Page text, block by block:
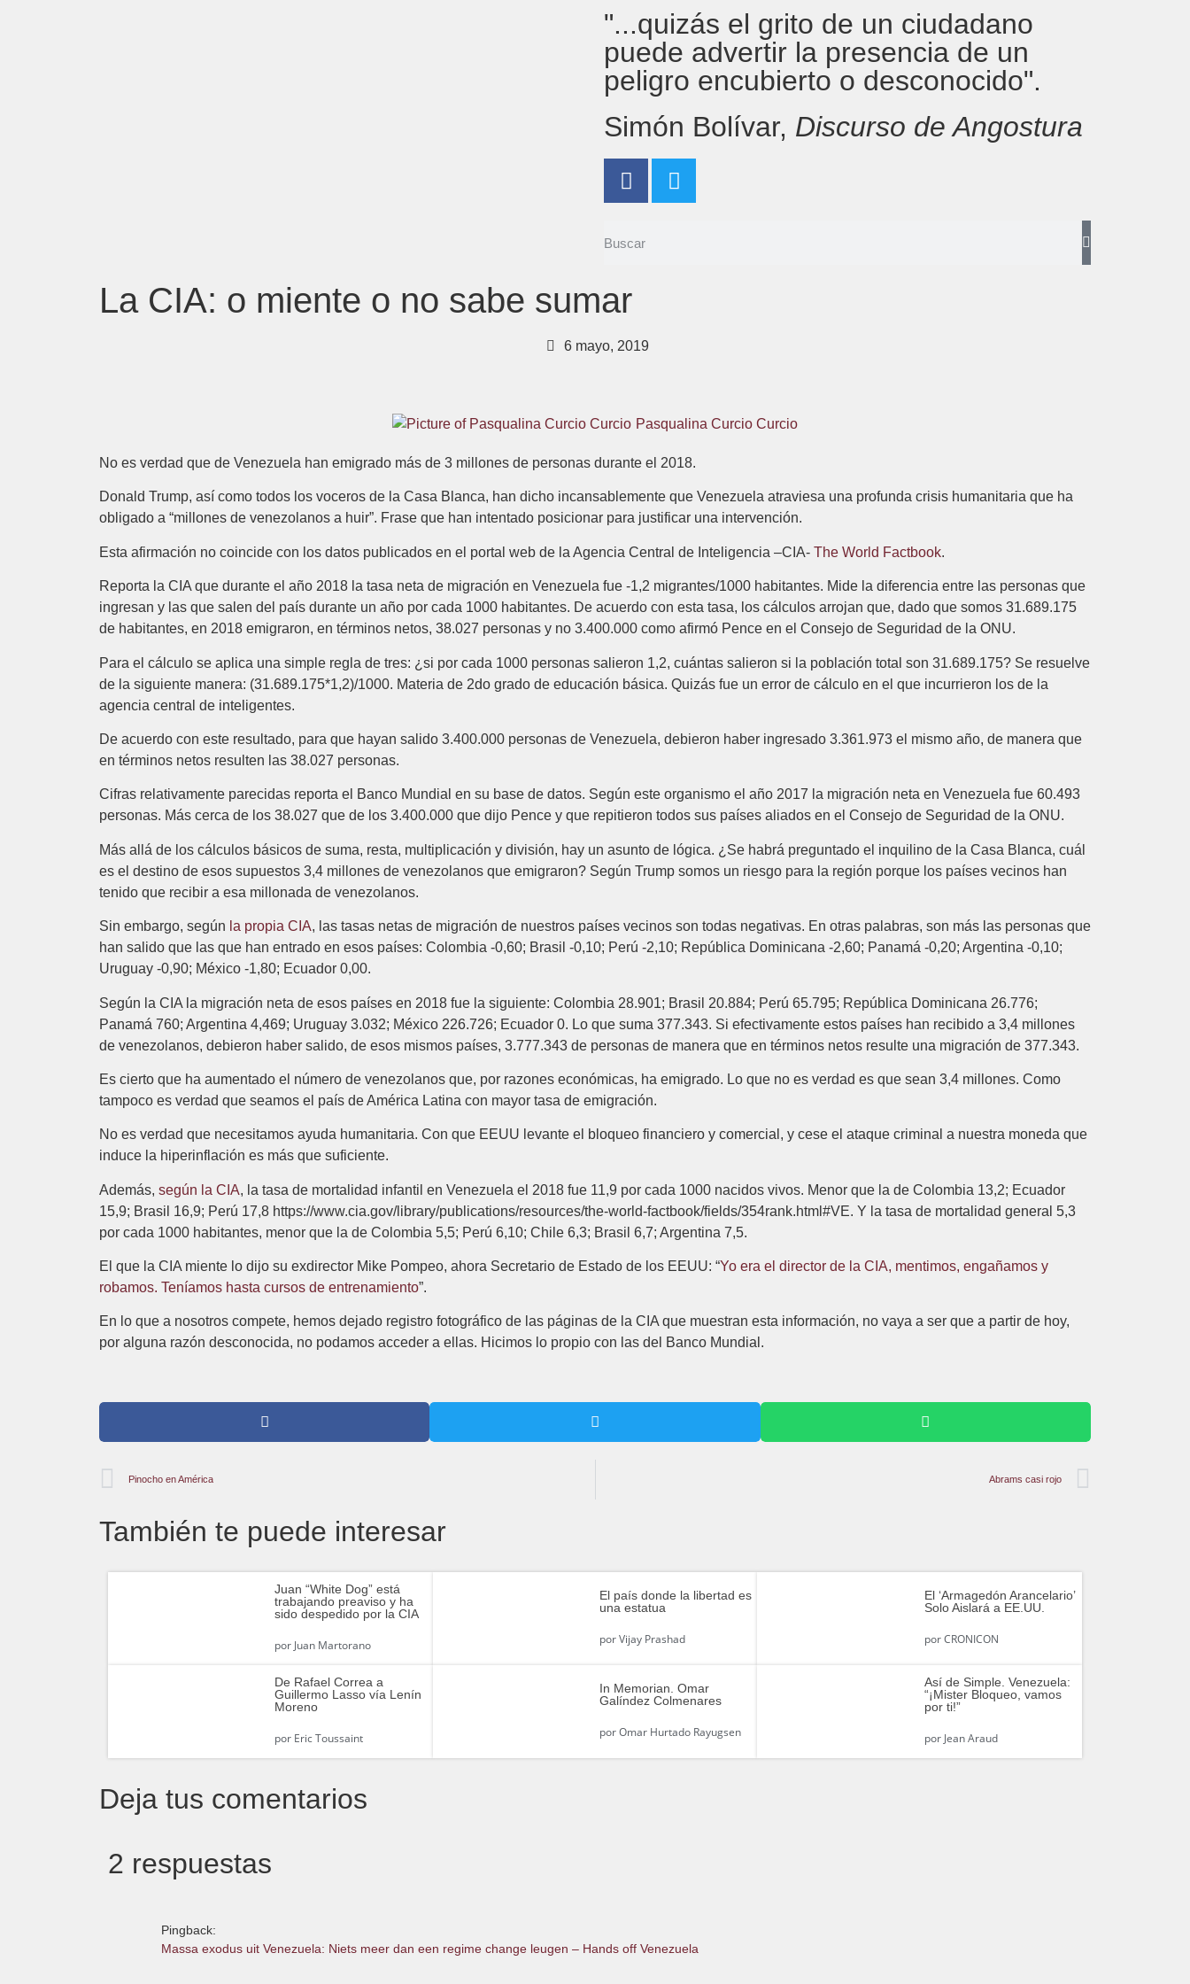
"...quizás el grito de un ciudadano
puede advertir la presencia de un
peligro encubierto o desconocido".
Simón Bolívar, Discurso de Angostura
La CIA: o miente o no sabe sumar
6 mayo, 2019
Pasqualina Curcio Curcio
No es verdad que de Venezuela han emigrado más de 3 millones de personas durante el 2018.
Donald Trump, así como todos los voceros de la Casa Blanca, han dicho incansablemente que Venezuela atraviesa una profunda crisis humanitaria que ha
obligado a “millones de venezolanos a huir”. Frase que han intentado posicionar para justificar una intervención.
Esta afirmación no coincide con los datos publicados en el portal web de la Agencia Central de Inteligencia –CIA- The World Factbook.
Reporta la CIA que durante el año 2018 la tasa neta de migración en Venezuela fue -1,2 migrantes/1000 habitantes. Mide la diferencia entre las personas que
ingresan y las que salen del país durante un año por cada 1000 habitantes. De acuerdo con esta tasa, los cálculos arrojan que, dado que somos 31.689.175
de habitantes, en 2018 emigraron, en términos netos, 38.027 personas y no 3.400.000 como afirmó Pence en el Consejo de Seguridad de la ONU.
Para el cálculo se aplica una simple regla de tres: ¿si por cada 1000 personas salieron 1,2, cuántas salieron si la población total son 31.689.175? Se resuelve
de la siguiente manera: (31.689.175*1,2)/1000. Materia de 2do grado de educación básica. Quizás fue un error de cálculo en el que incurrieron los de la
agencia central de inteligentes.
De acuerdo con este resultado, para que hayan salido 3.400.000 personas de Venezuela, debieron haber ingresado 3.361.973 el mismo año, de manera que
en términos netos resulten las 38.027 personas.
Cifras relativamente parecidas reporta el Banco Mundial en su base de datos. Según este organismo el año 2017 la migración neta en Venezuela fue 60.493
personas. Más cerca de los 38.027 que de los 3.400.000 que dijo Pence y que repitieron todos sus países aliados en el Consejo de Seguridad de la ONU.
Más allá de los cálculos básicos de suma, resta, multiplicación y división, hay un asunto de lógica. ¿Se habrá preguntado el inquilino de la Casa Blanca, cuál
es el destino de esos supuestos 3,4 millones de venezolanos que emigraron? Según Trump somos un riesgo para la región porque los países vecinos han
tenido que recibir a esa millonada de venezolanos.
Sin embargo, según la propia CIA, las tasas netas de migración de nuestros países vecinos son todas negativas. En otras palabras, son más las personas que
han salido que las que han entrado en esos países: Colombia -0,60; Brasil -0,10; Perú -2,10; República Dominicana -2,60; Panamá -0,20; Argentina -0,10;
Uruguay -0,90; México -1,80; Ecuador 0,00.
Según la CIA la migración neta de esos países en 2018 fue la siguiente: Colombia 28.901; Brasil 20.884; Perú 65.795; República Dominicana 26.776;
Panamá 760; Argentina 4,469; Uruguay 3.032; México 226.726; Ecuador 0. Lo que suma 377.343. Si efectivamente estos países han recibido a 3,4 millones
de venezolanos, debieron haber salido, de esos mismos países, 3.777.343 de personas de manera que en términos netos resulte una migración de 377.343.
Es cierto que ha aumentado el número de venezolanos que, por razones económicas, ha emigrado. Lo que no es verdad es que sean 3,4 millones. Como
tampoco es verdad que seamos el país de América Latina con mayor tasa de emigración.
No es verdad que necesitamos ayuda humanitaria. Con que EEUU levante el bloqueo financiero y comercial, y cese el ataque criminal a nuestra moneda que
induce la hiperinflación es más que suficiente.
Además, según la CIA, la tasa de mortalidad infantil en Venezuela el 2018 fue 11,9 por cada 1000 nacidos vivos. Menor que la de Colombia 13,2; Ecuador
15,9; Brasil 16,9; Perú 17,8 https://www.cia.gov/library/publications/resources/the-world-factbook/fields/354rank.html#VE. Y la tasa de mortalidad general 5,3
por cada 1000 habitantes, menor que la de Colombia 5,5; Perú 6,10; Chile 6,3; Brasil 6,7; Argentina 7,5.
El que la CIA miente lo dijo su exdirector Mike Pompeo, ahora Secretario de Estado de los EEUU: “Yo era el director de la CIA, mentimos, engañamos y
robamos. Teníamos hasta cursos de entrenamiento”.
En lo que a nosotros compete, hemos dejado registro fotográfico de las páginas de la CIA que muestran esta información, no vaya a ser que a partir de hoy,
por alguna razón desconocida, no podamos acceder a ellas. Hicimos lo propio con las del Banco Mundial.
Pinocho en América Abrams casi rojo
También te puede interesar
Juan “White Dog” está
trabajando preaviso y ha
sido despedido por la CIA
por Juan Martorano
El país donde la libertad es
una estatua
porVijay Prashad
El ‘Armagedón Arancelario’
Solo Aislará a EE.UU.
porCRONICON
De Rafael Correa a
Guillermo Lasso vía Lenín
Moreno
por Eric Toussaint
In Memorian. Omar
Galíndez Colmenares
porOmar Hurtado Rayugsen
Así de Simple. Venezuela:
“¡Mister Bloqueo, vamos
por ti!”
porJean Araud
Deja tus comentarios
2 respuestas
Pingback:
Massa exodus uit Venezuela: Niets meer dan een regime change leugen – Hands off Venezuela